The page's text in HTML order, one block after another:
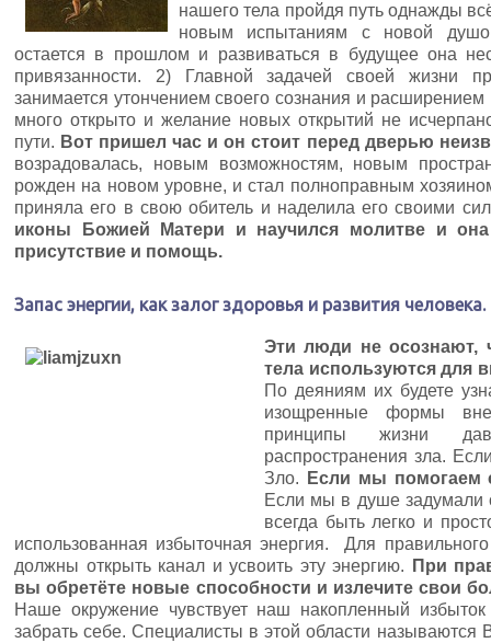
нашего тела пройдя путь однажды
новым испытаниям с новой
остается в прошлом и развиваться в будущее она
привязанности. 2) Главной задачей своей жизни
занимается утончением своего сознания и
много открыто и желание новых открытий не
пути. Вот пришел час и он стоит перед дверью
возрадовалась, новым возможностям, новым
рожден на новом уровне, и стал полноправным
приняла его в свою обитель и наделила его своими
иконы Божией Матери и
научился молитве и
присутствие и помощь.
Запас энергии, как залог здоровья и развития человека.
Эти люди не осознают,
тела используются для
По деяниям их будете
изощренные формы
принципы жизни
распространения зла.
Зло.
Если мы помогаем
Если мы в душе
всегда быть легко и
использованная избыточная энергия. Для
должны открыть канал и усвоить эту энергию.
При
вы обретёте новые способности и излечите свои
Наше окружение чувствует наш накопленный
забрать себе. Специалисты в этой области